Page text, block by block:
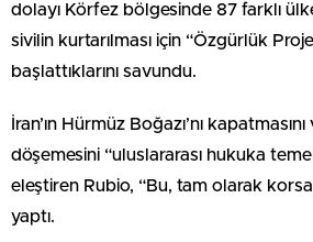
dolayı Körfez bölgesinde 87 farklı
sivilin kurtarılması için “Özgürlük
başlattıklarını savundu.
İran’ın Hürmüz Boğazı’nı
döşemesini “uluslararası hukuka
eleştiren Rubio, “Bu, tam olarak
yaptı.